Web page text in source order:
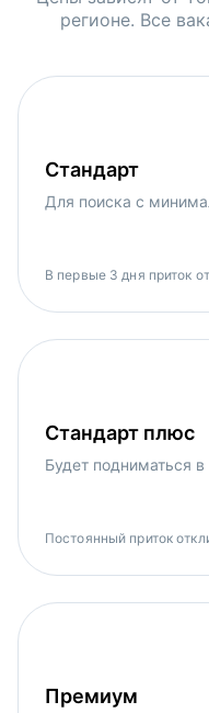
регионе. Все
Стандарт
Для поиска с
В первые 3 дня приток
Стандарт плюс
Будет подниматься
Постоянный приток
Премиум